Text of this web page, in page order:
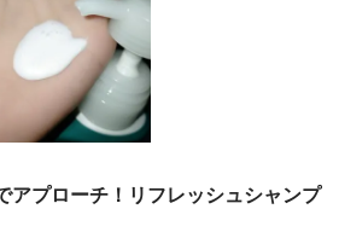
アプローチ！リフレッシュシャンプ